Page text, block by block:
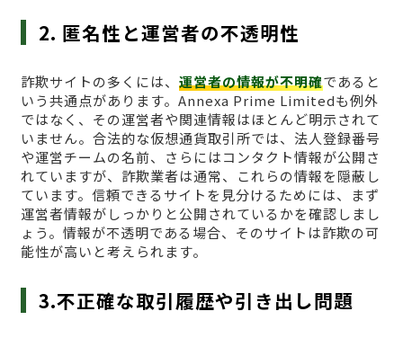
2. 匿名性と運営者の不透明性
詐欺サイトの多くには、 運営者の情報が不明確であると
いう共通点があります。Annexa Prime Limitedも例外
ではなく、その運営者や関連情報はほとんど明示されて
いません。合法的な仮想通貨取引所では、法人登録番号
や運営チームの名前、さらにはコンタクト情報が公開さ
れていますが、詐欺業者は通常、これらの情報を隠蔽し
ています。信頼できるサイトを見分けるためには、まず
運営者情報がしっかりと公開されているかを確認しまし
ょう。情報が不透明である場合、そのサイトは詐欺の可
能性が高いと考えられます。
3.不正確な取引履歴や引き出し問題